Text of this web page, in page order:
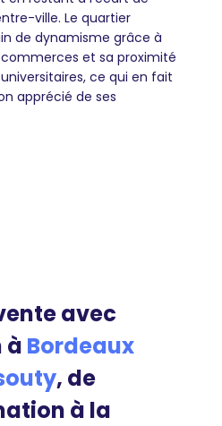
ville. Le quartier
de dynamisme grâce à
commerces et sa proximité
ce qui en fait
apprécié de ses
avec
à Bordeaux
, de
à la